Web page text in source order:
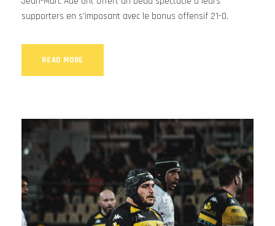
supporters en s'imposant avec le bonus offensif 21-0.
READ MORE